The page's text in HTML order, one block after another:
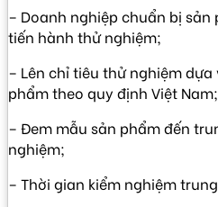
– Doanh nghiệp chuẩn bị
tiến hành thử nghiệm;
– Lên chỉ tiêu thử nghiệm
phẩm theo quy định Việt Nam;
– Đem mẫu sản phẩm đến
nghiệm;
– Thời gian kiểm nghiệm